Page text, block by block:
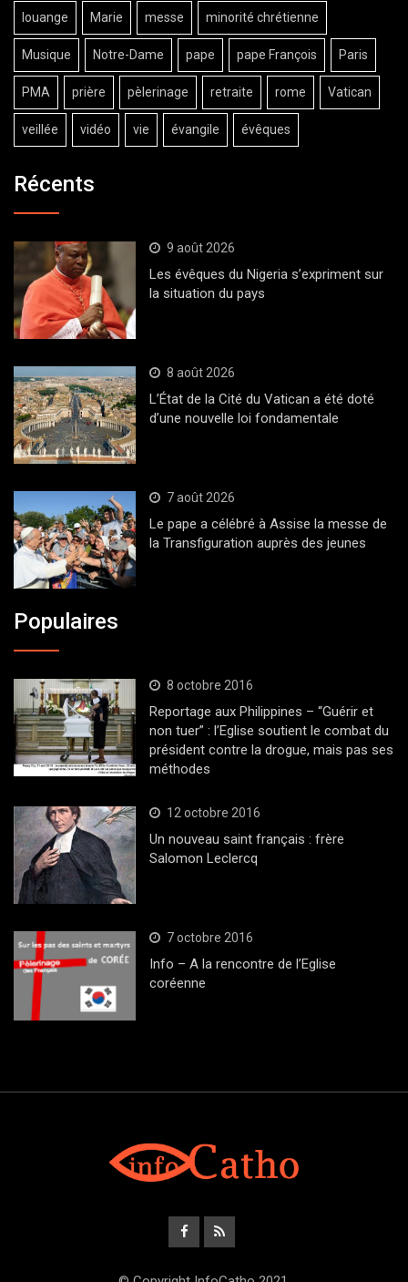
louange Marie messe minorité chrétienne
Musique Notre-Dame pape pape François Paris
PMA prière pèlerinage retraite rome Vatican
veillée vidéo vie évangile évêques
Récents
9 août 2026
Les évêques du Nigeria s’expriment sur
la situation du pays
8 août 2026
L’État de la Cité du Vatican a été doté
d’une nouvelle loi fondamentale
7 août 2026
Le pape a célébré à Assise la messe de
la Transfiguration auprès des jeunes
Populaires
8 octobre 2016
Reportage aux Philippines – “Guérir et
non tuer” : l’Eglise soutient le combat du
président contre la drogue, mais pas ses
méthodes
12 octobre 2016
Un nouveau saint français : frère
Salomon Leclercq
7 octobre 2016
Info – A la rencontre de l’Eglise
coréenne